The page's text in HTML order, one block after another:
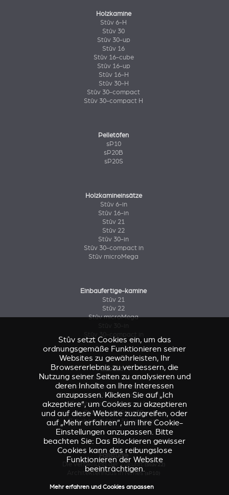
Holzkamine
Stûv 6-H
Stûv 30
Stûv 30-up
Stûv 16
Stûv 16-cube
Stûv 16-up
Stûv 16-H
Stûv 30-H
Stûv 30-compact
Stûv 30-compact H
Pelletöfen
sP10
sP20B
sP20S
Holzkamineinsätze
Stûv 6-in
Stûv 16-in
Stûv 21
Stûv 22
Stûv 30-in
Stûv 30-compact in
Stûv microMega
Einbaufertige-kamine
Stûv 21
Stûv 22
Stûv microMega
Zubehör
Zubehörteil Stûv 16
Zubehörteile & Verkleidungen Stûv 21
Zubehörteile & Verkleidungen Stûv 21
Zubehörteil Stûv microMega
Zubehörteil Stûv 30
Zubehörteil Stûv 30-compact
Fallstudie
Die Verheißung der Zukunft
Architektenhaus in Nîmes
Stûv setzt Cookies ein, um das
ordnungsgemäße Funktionieren seiner
Websites zu gewährleisten, Ihr
Browsererlebnis zu verbessern, die
Nutzung seiner Seiten zu analysieren und
deren Inhalte an Ihre Interessen
anzupassen. Klicken Sie auf „Ich
akzeptiere“, um Cookies zu akzeptieren
und auf diese Website zuzugreifen, oder
auf „Mehr erfahren“, um Ihre Cookie-
Einstellungen anzupassen. Bitte
beachten Sie: Das Blockieren gewisser
Cookies kann das reibungslose
Funktionieren der Website
beeinträchtigen.
Mehr erfahren und Cookies anpassen